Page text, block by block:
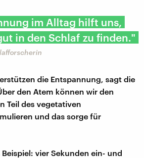
im Alltag hilft uns,
in den Schlaf zu finden."
die Entspannung, sagt die
den Atem können wir den
Teil des vegetativen
und das sorge für
vier Sekunden ein- und